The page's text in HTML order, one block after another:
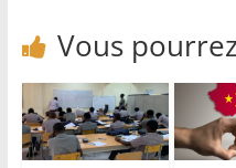
Vous